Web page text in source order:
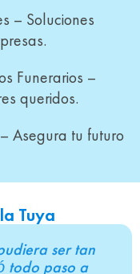
– Soluciones
Funerarios –
queridos.
Asegura tu futuro
Tuya
ser tan
todo paso a